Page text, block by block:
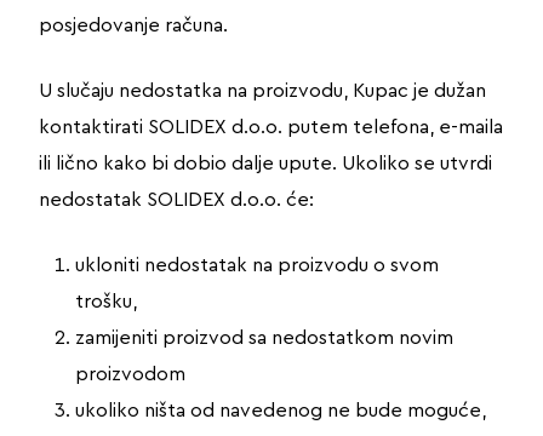
posjedovanje računa.
U slučaju nedostatka na proizvodu, Kupac je dužan
kontaktirati SOLIDEX d.o.o. putem telefona, e-maila
ili lično kako bi dobio dalje upute. Ukoliko se utvrdi
nedostatak SOLIDEX d.o.o. će:
ukloniti nedostatak na proizvodu o svom
trošku,
zamijeniti proizvod sa nedostatkom novim
proizvodom
ukoliko ništa od navedenog ne bude moguće,